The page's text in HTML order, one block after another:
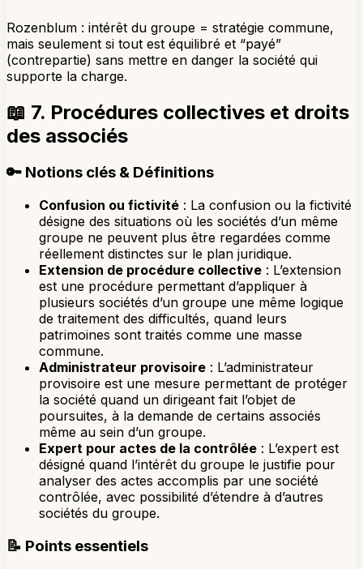
Rozenblum : intérêt du groupe = stratégie commune,
mais seulement si tout est équilibré et “payé”
(contrepartie) sans mettre en danger la société qui
supporte la charge.
📖 7. Procédures collectives et droits
des associés
🔑 Notions clés & Définitions
Confusion ou fictivité : La confusion ou la fictivité
désigne des situations où les sociétés d’un même
groupe ne peuvent plus être regardées comme
réellement distinctes sur le plan juridique.
Extension de procédure collective : L’extension
est une procédure permettant d’appliquer à
plusieurs sociétés d’un groupe une même logique
de traitement des difficultés, quand leurs
patrimoines sont traités comme une masse
commune.
Administrateur provisoire : L’administrateur
provisoire est une mesure permettant de protéger
la société quand un dirigeant fait l’objet de
poursuites, à la demande de certains associés
même au sein d’un groupe.
Expert pour actes de la contrôlée : L’expert est
désigné quand l’intérêt du groupe le justifie pour
analyser des actes accomplis par une société
contrôlée, avec possibilité d’étendre à d’autres
sociétés du groupe.
📝 Points essentiels